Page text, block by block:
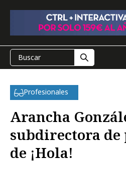
Profesionales
Arancha
subdirectora
de ¡Hola!